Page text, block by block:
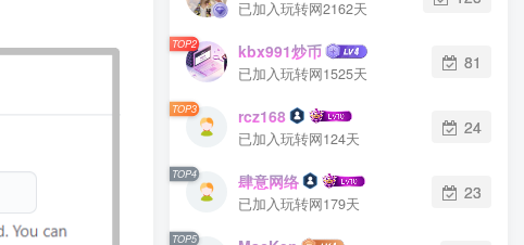
已加入玩转网2162天
TOP2 kbx991炒币
已加入玩转网1525天
81
TOP3 rcz168
已加入玩转网124天
24
TOP4 肆意网络
已加入玩转网179天
23
TOP5